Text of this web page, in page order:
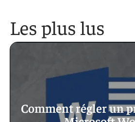
Les plus lus
Comment régler un